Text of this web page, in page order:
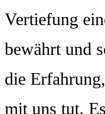
Vertiefung
bewährt und
die
mit uns tut.